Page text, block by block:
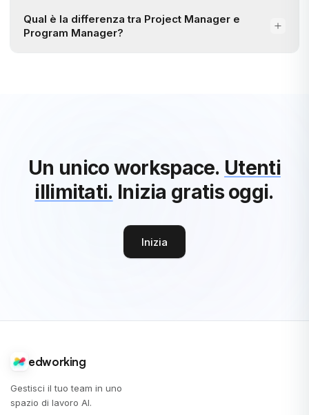
Qual è la differenza tra Project Manager e
Program Manager?
Un unico workspace. Utenti
illimitati. Inizia gratis oggi.
Inizia
edworking
Gestisci il tuo team in uno
spazio di lavoro AI.